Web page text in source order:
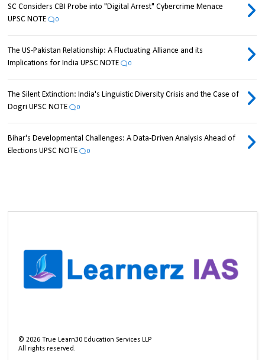
SC Considers CBI Probe into "Digital Arrest" Cybercrime Menace
UPSC NOTE
0
The US-Pakistan Relationship: A Fluctuating Alliance and its
Implications for India UPSC NOTE
0
The Silent Extinction: India's Linguistic Diversity Crisis and the Case of
Dogri UPSC NOTE
0
Bihar's Developmental Challenges: A Data-Driven Analysis Ahead of
Elections UPSC NOTE
0
©2026 True Learn30 Education Services LLP
All rights reserved.